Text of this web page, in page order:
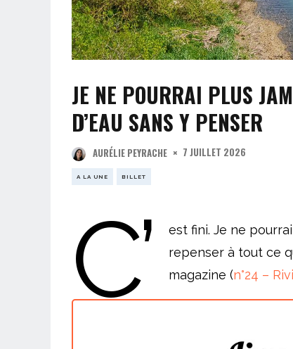
JE NE POURRAI PLUS
D’EAU SANS Y PENSER
AURÉLIE PEYRACHE 7 JUILLET 2026
A LA UNE BILLET
C’
est fini. Je ne
repenser à tout ce
magazine (n°24 –